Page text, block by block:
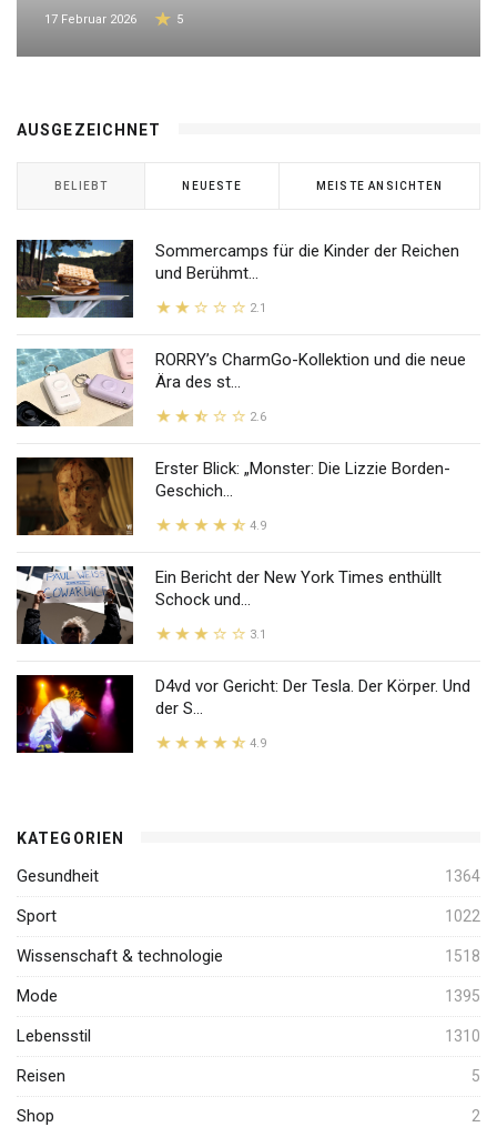
17 Februar 2026 5
AUSGEZEICHNET
BELIEBT NEUESTE MEISTE ANSICHTEN
Sommercamps für die Kinder der Reichen
und Berühmt...
2.1
RORRY’s CharmGo-Kollektion und die neue
Ära des st...
2.6
Erster Blick: „Monster: Die Lizzie Borden-
Geschich...
4.9
Ein Bericht der New York Times enthüllt
Schock und...
3.1
D4vd vor Gericht: Der Tesla. Der Körper. Und
der S...
4.9
KATEGORIEN
Gesundheit 1364
Sport 1022
Wissenschaft & technologie 1518
Mode 1395
Lebensstil 1310
Reisen 5
Shop 2